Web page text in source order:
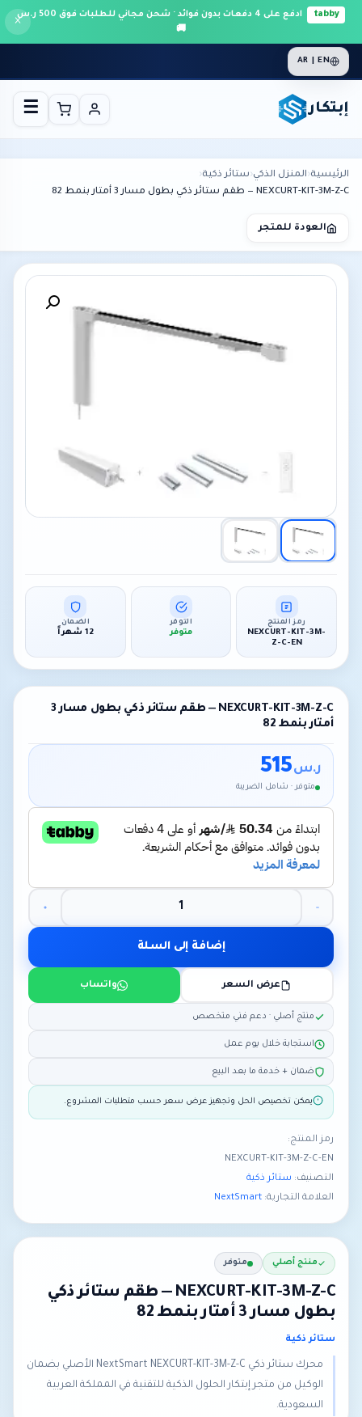
tabby
ادفع على 4 دفعات بدون فوائد · شحن مجاني للطلبات فوق 500 ر.س
🚚
×
AR | EN
إبتكار ☰
الرئيسية›المنزل الذكي›ستائر ذكية›
NEXCURT-KIT-3M-Z-C — طقم ستائر ذكي بطول مسار 3 أمتار بنمط 82
العودة للمتجر
رمز المنتج
NEXCURT-KIT-3M-
Z-C-EN
التوفر
متوفر
الضمان
12 شهراً
NEXCURT-KIT-3M-Z-C — طقم ستائر ذكي بطول مسار 3
أمتار بنمط 82
ر.س515
متوفر · شامل الضريبة
إضافة إلى السلة
عرض السعر واتساب
منتج أصلي · دعم فني متخصص
استجابة خلال يوم عمل
ضمان + خدمة ما بعد البيع
يمكن تخصيص الحل وتجهيز عرض سعر حسب متطلبات المشروع.
رمز المنتج:
NEXCURT-KIT-3M-Z-C-EN
التصنيف: ستائر ذكية
العلامة التجارية: NextSmart
منتج أصلي متوفر
NEXCURT-KIT-3M-Z-C — طقم ستائر ذكي
بطول مسار 3 أمتار بنمط 82
ستائر ذكية
محرك ستائر ذكي NextSmart NEXCURT-KIT-3M-Z-C الأصلي بضمان
الوكيل من متجر إبتكار الحلول الذكية للتقنية في المملكة العربية
السعودية.